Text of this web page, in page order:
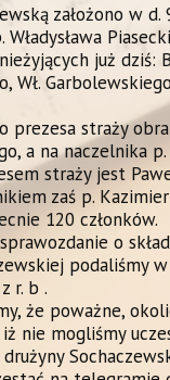
założono w
już dziś:
Wł.
prezesa straży
a na naczelnika p.
straży jest
zaś p.
120 członków.
o
podaliśmy
r. b .
że poważne,
nie mogliśmy